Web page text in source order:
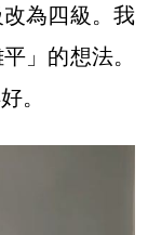
為四級。我
」的想法。
。